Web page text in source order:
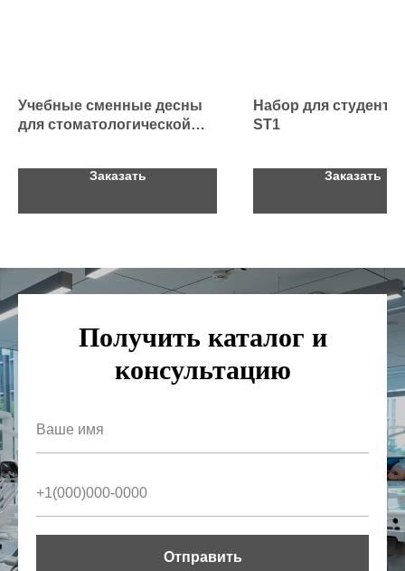
Учебные сменные десны
для стоматологической
Заказать
Набор для
ST1
Заказать
Получить каталог и
консультацию
Отправить
Стоматологическая модель челюсти с анатомически
правильным строением для правильного
определении точек анестезии. Модель содержит 17
пунктов и предназначена для отработки навыков